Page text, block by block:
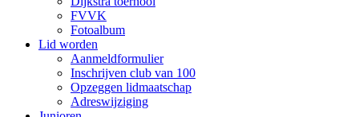
FVVK
Fotoalbum
Lid worden
Aanmeldformulier
Inschrijven club van 100
Opzeggen lidmaatschap
Adreswijziging